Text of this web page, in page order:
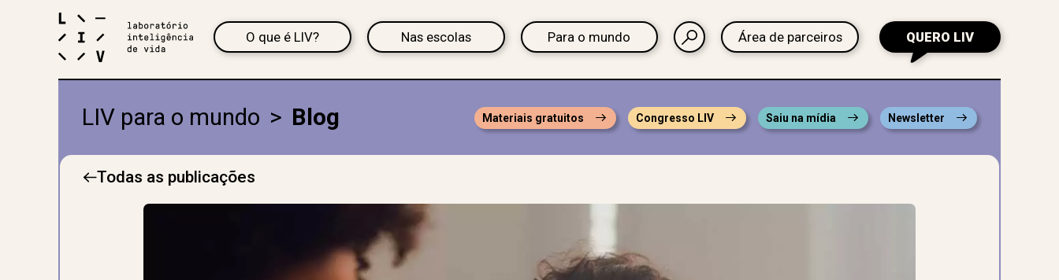
O que é LIV? Nas escolas Para o mundo Área de parceiros QUERO LIV
LIV para o mundo > Blog Materiais gratuitos Congresso LIV Saiu na mídia Newsletter
Todas as publicações